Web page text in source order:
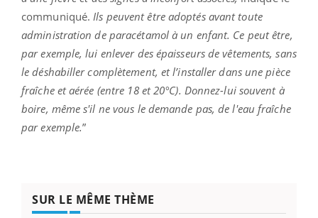
communiqué. Ils peuvent être adoptés avant toute
administration de paracétamol à un enfant. Ce peut être,
par exemple, lui enlever des épaisseurs de vêtements, sans
le déshabiller complètement, et l’installer dans une pièce
fraîche et aérée (entre 18 et 20°C). Donnez-lui souvent à
boire, même s'il ne vous le demande pas, de l'eau fraîche
par exemple.”
SUR LE MÊME THÈME